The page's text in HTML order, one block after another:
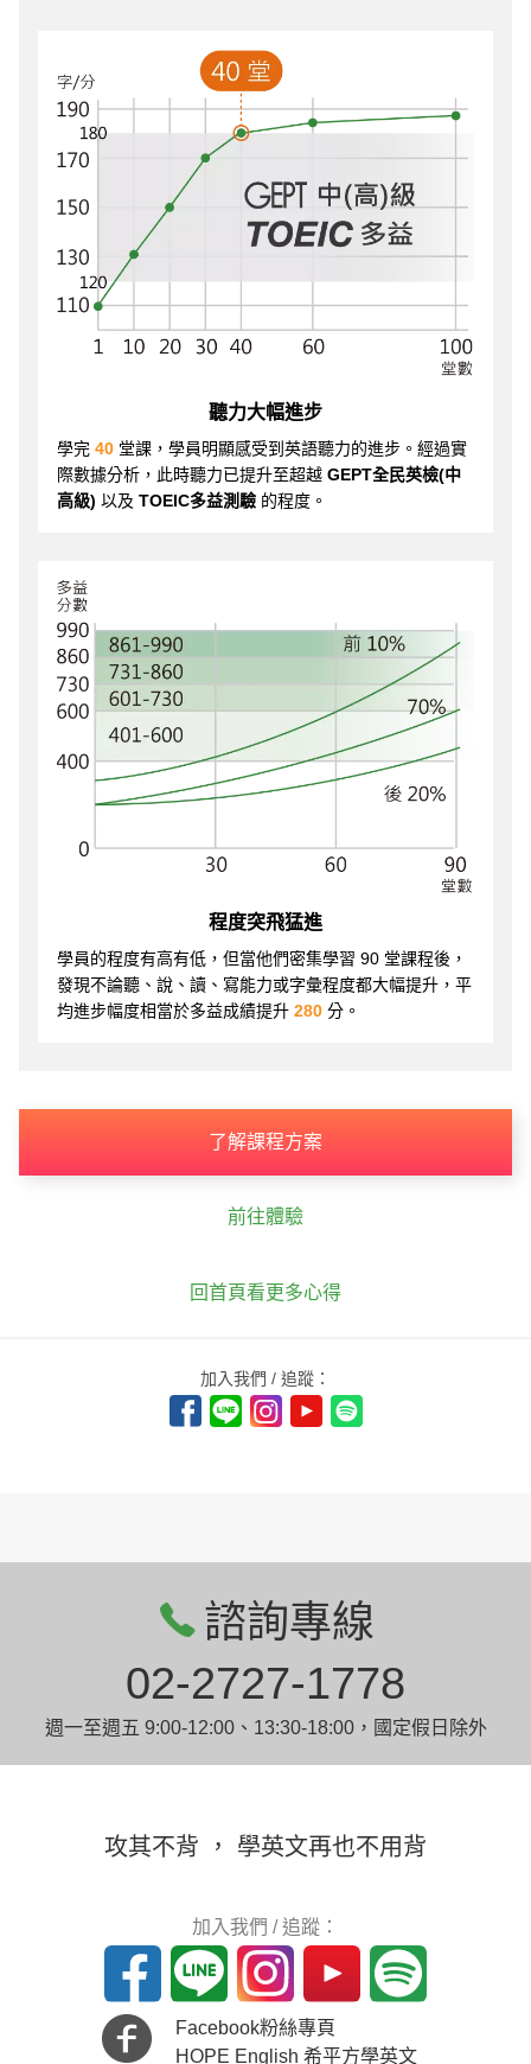
聽力大幅進步
學完 40 堂課，學員明顯感受到英語聽力的進步。經過實
際數據分析，此時聽力已提升至超越 GEPT全民英檢(中
高級) 以及 TOEIC多益測驗 的程度。
程度突飛猛進
學員的程度有高有低，但當他們密集學習 90 堂課程後，
發現不論聽、說、讀、寫能力或字彙程度都大幅提升，平
均進步幅度相當於多益成績提升 280 分。
了解課程方案
前往體驗
回首頁看更多心得
加入我們 / 追蹤：
諮詢專線
02-2727-1778
週一至週五 9:00-12:00、13:30-18:00，國定假日除外
攻其不背 ， 學英文再也不用背
加入我們 / 追蹤：
Facebook粉絲專頁
HOPE English 希平方學英文